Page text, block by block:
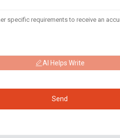
AI Helps Write
Send